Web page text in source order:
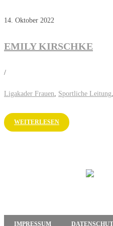
14. Oktober 2022
EMILY KIRSCHKE
/
Ligakader Frauen Sportliche Leitung
WEITERLESEN
IMPRESSUM